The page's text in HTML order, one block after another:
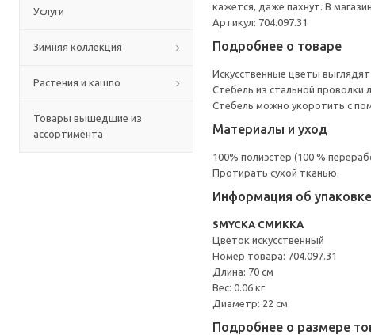
Услуги
Зимняя коллекция
Растения и кашпо
Товары вышедшие из
ассортимента
кажется, даже пахнут. В
Артикул: 704.097.31
Подробнее о товаре
Искусственные цветы
Стебель из стальной проволки
Стебель можно укоротить с
Материалы и уход
100% полиэстер (100 %
Протирать сухой тканью.
Информация об упаковке
SMYCKA СМИККА
Цветок искусственный
Номер товара: 704.097.31
Длина: 70 см
Вес: 0.06 кг
Диаметр: 22 см
Подробнее о размере